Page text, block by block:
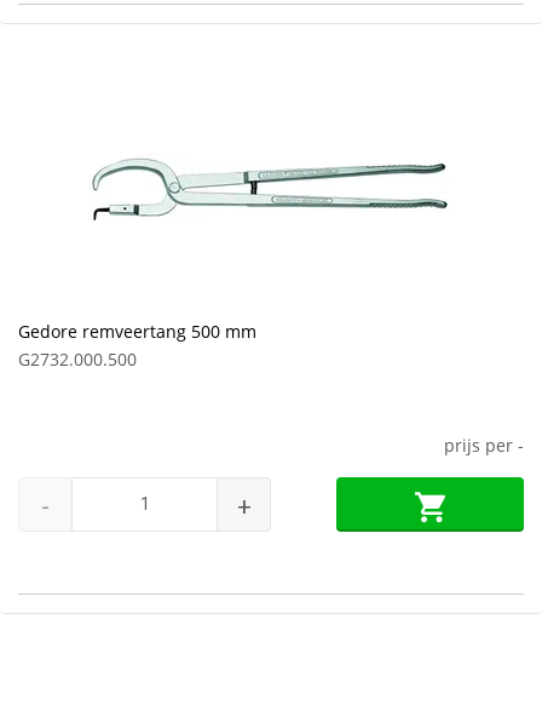
Gedore remveertang 500 mm
G2732.000.500
prijs per -
- +